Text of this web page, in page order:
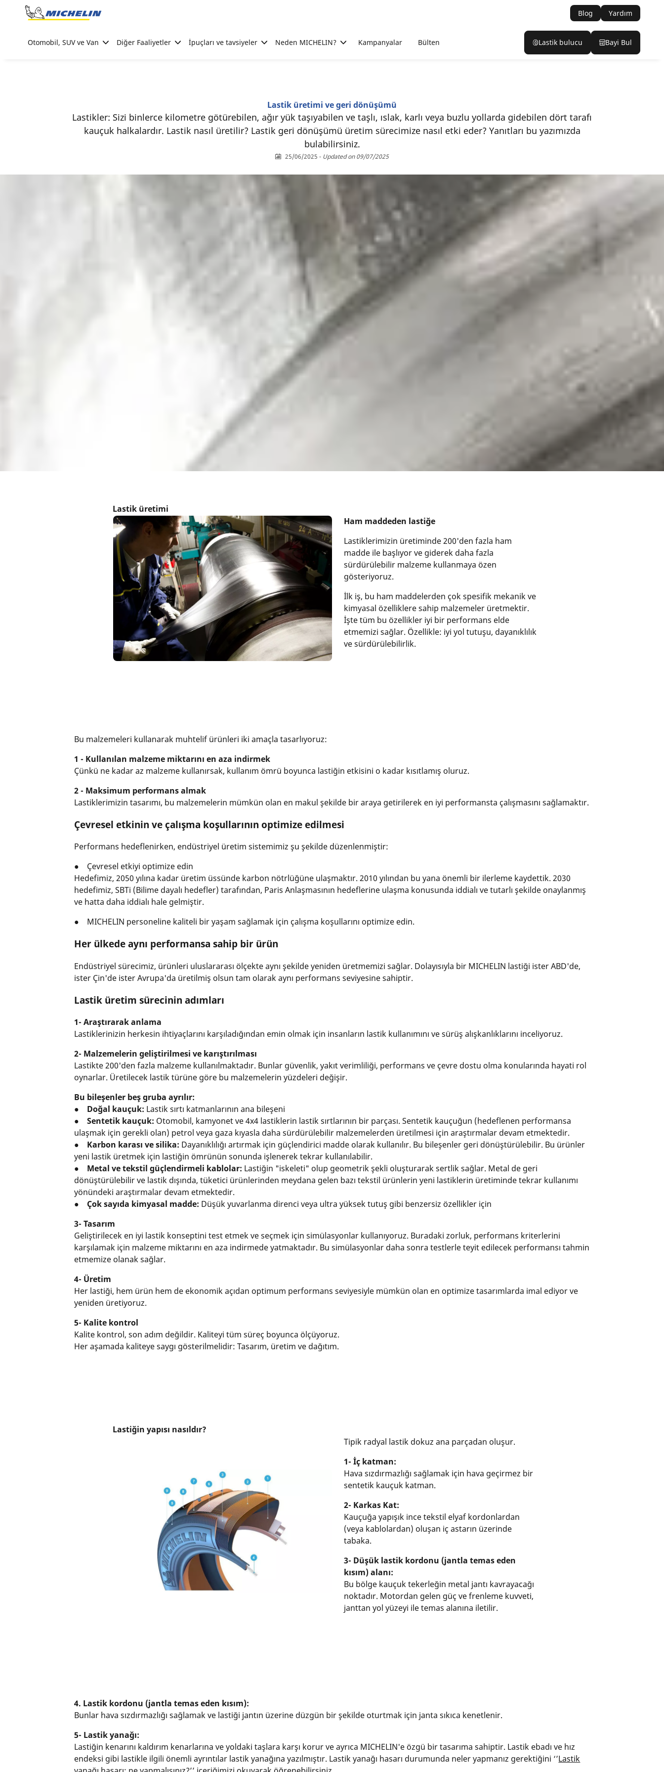
Go to page content
Blog Yardım
Otomobil, SUV ve Van Diğer Faaliyetler İpuçları ve tavsiyeler Neden MICHELIN? Kampanyalar Bülten Lastik bulucu Bayi Bul
Lastik üretimi ve geri dönüşümü
Lastikler: Sizi binlerce kilometre götürebilen, ağır yük taşıyabilen ve taşlı, ıslak, karlı veya buzlu yollarda gidebilen dört tarafı
kauçuk halkalardır. Lastik nasıl üretilir? Lastik geri dönüşümü üretim sürecimize nasıl etki eder? Yanıtları bu yazımızda
bulabilirsiniz.
25/06/2025 - Updated on 09/07/2025
Lastik üretimi
Ham maddeden lastiğe
Lastiklerimizin üretiminde 200'den fazla ham
madde ile başlıyor ve giderek daha fazla
sürdürülebilir malzeme kullanmaya özen
gösteriyoruz.
İlk iş, bu ham maddelerden çok spesifik mekanik ve
kimyasal özelliklere sahip malzemeler üretmektir.
İşte tüm bu özellikler iyi bir performans elde
etmemizi sağlar. Özellikle: iyi yol tutuşu, dayanıklılık
ve sürdürülebilirlik.
Bu malzemeleri kullanarak muhtelif ürünleri iki amaçla tasarlıyoruz:
1 - Kullanılan malzeme miktarını en aza indirmek
Çünkü ne kadar az malzeme kullanırsak, kullanım ömrü boyunca lastiğin etkisini o kadar kısıtlamış oluruz.
2 - Maksimum performans almak
Lastiklerimizin tasarımı, bu malzemelerin mümkün olan en makul şekilde bir araya getirilerek en iyi performansta çalışmasını sağlamaktır.
Çevresel etkinin ve çalışma koşullarının optimize edilmesi
Performans hedeflenirken, endüstriyel üretim sistemimiz şu şekilde düzenlenmiştir:
● Çevresel etkiyi optimize edin
Hedefimiz, 2050 yılına kadar üretim üssünde karbon nötrlüğüne ulaşmaktır. 2010 yılından bu yana önemli bir ilerleme kaydettik. 2030
hedefimiz, SBTi (Bilime dayalı hedefler) tarafından, Paris Anlaşmasının hedeflerine ulaşma konusunda iddialı ve tutarlı şekilde onaylanmış
ve hatta daha iddialı hale gelmiştir.
● MICHELIN personeline kaliteli bir yaşam sağlamak için çalışma koşullarını optimize edin.
Her ülkede aynı performansa sahip bir ürün
Endüstriyel sürecimiz, ürünleri uluslararası ölçekte aynı şekilde yeniden üretmemizi sağlar. Dolayısıyla bir MICHELIN lastiği ister ABD'de,
ister Çin'de ister Avrupa'da üretilmiş olsun tam olarak aynı performans seviyesine sahiptir.
Lastik üretim sürecinin adımları
1- Araştırarak anlama
Lastiklerinizin herkesin ihtiyaçlarını karşıladığından emin olmak için insanların lastik kullanımını ve sürüş alışkanlıklarını inceliyoruz.
2- Malzemelerin geliştirilmesi ve karıştırılması
Lastikte 200'den fazla malzeme kullanılmaktadır. Bunlar güvenlik, yakıt verimliliği, performans ve çevre dostu olma konularında hayati rol
oynarlar. Üretilecek lastik türüne göre bu malzemelerin yüzdeleri değişir.
Bu bileşenler beş gruba ayrılır:
● Doğal kauçuk: Lastik sırtı katmanlarının ana bileşeni
● Sentetik kauçuk: Otomobil, kamyonet ve 4x4 lastiklerin lastik sırtlarının bir parçası. Sentetik kauçuğun (hedeflenen performansa
ulaşmak için gerekli olan) petrol veya gaza kıyasla daha sürdürülebilir malzemelerden üretilmesi için araştırmalar devam etmektedir.
● Karbon karası ve silika: Dayanıklılığı artırmak için güçlendirici madde olarak kullanılır. Bu bileşenler geri dönüştürülebilir. Bu ürünler
yeni lastik üretmek için lastiğin ömrünün sonunda işlenerek tekrar kullanılabilir.
● Metal ve tekstil güçlendirmeli kablolar: Lastiğin "iskeleti" olup geometrik şekli oluşturarak sertlik sağlar. Metal de geri
dönüştürülebilir ve lastik dışında, tüketici ürünlerinden meydana gelen bazı tekstil ürünlerin yeni lastiklerin üretiminde tekrar kullanımı
yönündeki araştırmalar devam etmektedir.
● Çok sayıda kimyasal madde: Düşük yuvarlanma direnci veya ultra yüksek tutuş gibi benzersiz özellikler için
3- Tasarım
Geliştirilecek en iyi lastik konseptini test etmek ve seçmek için simülasyonlar kullanıyoruz. Buradaki zorluk, performans kriterlerini
karşılamak için malzeme miktarını en aza indirmede yatmaktadır. Bu simülasyonlar daha sonra testlerle teyit edilecek performansı tahmin
etmemize olanak sağlar.
4- Üretim
Her lastiği, hem ürün hem de ekonomik açıdan optimum performans seviyesiyle mümkün olan en optimize tasarımlarda imal ediyor ve
yeniden üretiyoruz.
5- Kalite kontrol
Kalite kontrol, son adım değildir. Kaliteyi tüm süreç boyunca ölçüyoruz.
Her aşamada kaliteye saygı gösterilmelidir: Tasarım, üretim ve dağıtım.
Lastiğin yapısı nasıldır?
Tipik radyal lastik dokuz ana parçadan oluşur.
1- İç katman:
Hava sızdırmazlığı sağlamak için hava geçirmez bir
sentetik kauçuk katman.
2- Karkas Kat:
Kauçuğa yapışık ince tekstil elyaf kordonlardan
(veya kablolardan) oluşan iç astarın üzerinde
tabaka.
3- Düşük lastik kordonu (jantla temas eden
kısım) alanı:
Bu bölge kauçuk tekerleğin metal jantı kavrayacağı
noktadır. Motordan gelen güç ve frenleme kuvveti,
janttan yol yüzeyi ile temas alanına iletilir.
4. Lastik kordonu (jantla temas eden kısım):
Bunlar hava sızdırmazlığı sağlamak ve lastiği jantın üzerine düzgün bir şekilde oturtmak için janta sıkıca kenetlenir.
5- Lastik yanağı:
Lastiğin kenarını kaldırım kenarlarına ve yoldaki taşlara karşı korur ve ayrıca MICHELIN'e özgü bir tasarıma sahiptir. Lastik ebadı ve hız
endeksi gibi lastikle ilgili önemli ayrıntılar lastik yanağına yazılmıştır. Lastik yanağı hasarı durumunda neler yapmanız gerektiğini ‘’Lastik